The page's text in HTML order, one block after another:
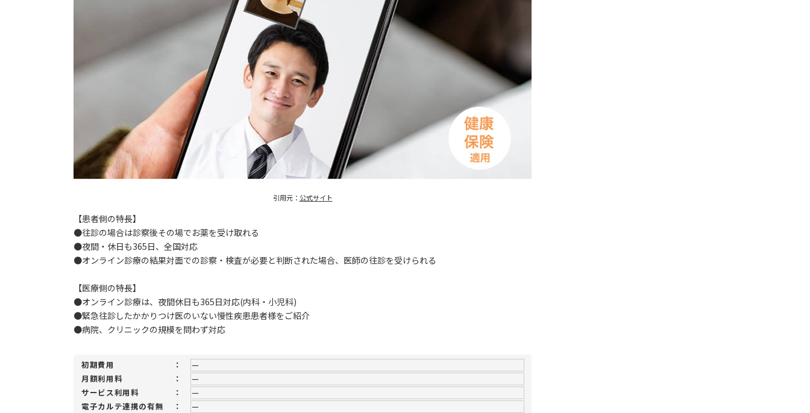
引用元： 公式サイト
【患者側の特長】
●往診の場合は診察後その場でお薬を受け取れる
●夜間・休日も365日、全国対応
●オンライン診療の結果対面での診察・検査が必要と判断された場合、医師の往診を受けられる
【医療側の特長】
●オンライン診療は、夜間休日も365日対応(内科・小児科)
●緊急往診したかかりつけ医のいない慢性疾患患者様をご紹介
●病院、クリニックの規模を問わず対応
初期費用 ：
ー
月額利用料
：
ー
サービス利用料
：
ー
電子カルテ連携の有無
： ー